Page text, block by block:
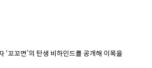
‘꼬꼬면’의 탄생 비하인드를 공개해 이목을